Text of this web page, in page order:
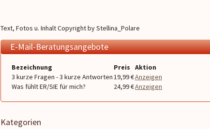
Text, Fotos u. Inhalt Copyright by Stellina_Polare
E-Mail-Beratungsangebote
Bezeichnung Preis
Aktion
3 kurze Fragen - 3 kurze Antworten19,99 €Anzeigen
Was fühlt ER/SIE für mich?
24,99 €Anzeigen
Kategorien